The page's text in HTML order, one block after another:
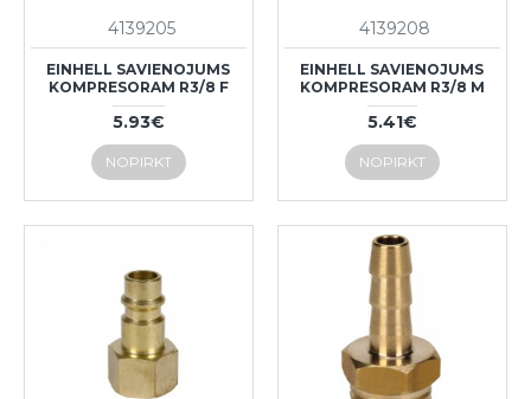
4139205
EINHELL SAVIENOJUMS
KOMPRESORAM R3/8 F
5.93€
NOPIRKT
4139208
EINHELL SAVIENOJUMS
KOMPRESORAM R3/8 M
5.41€
NOPIRKT